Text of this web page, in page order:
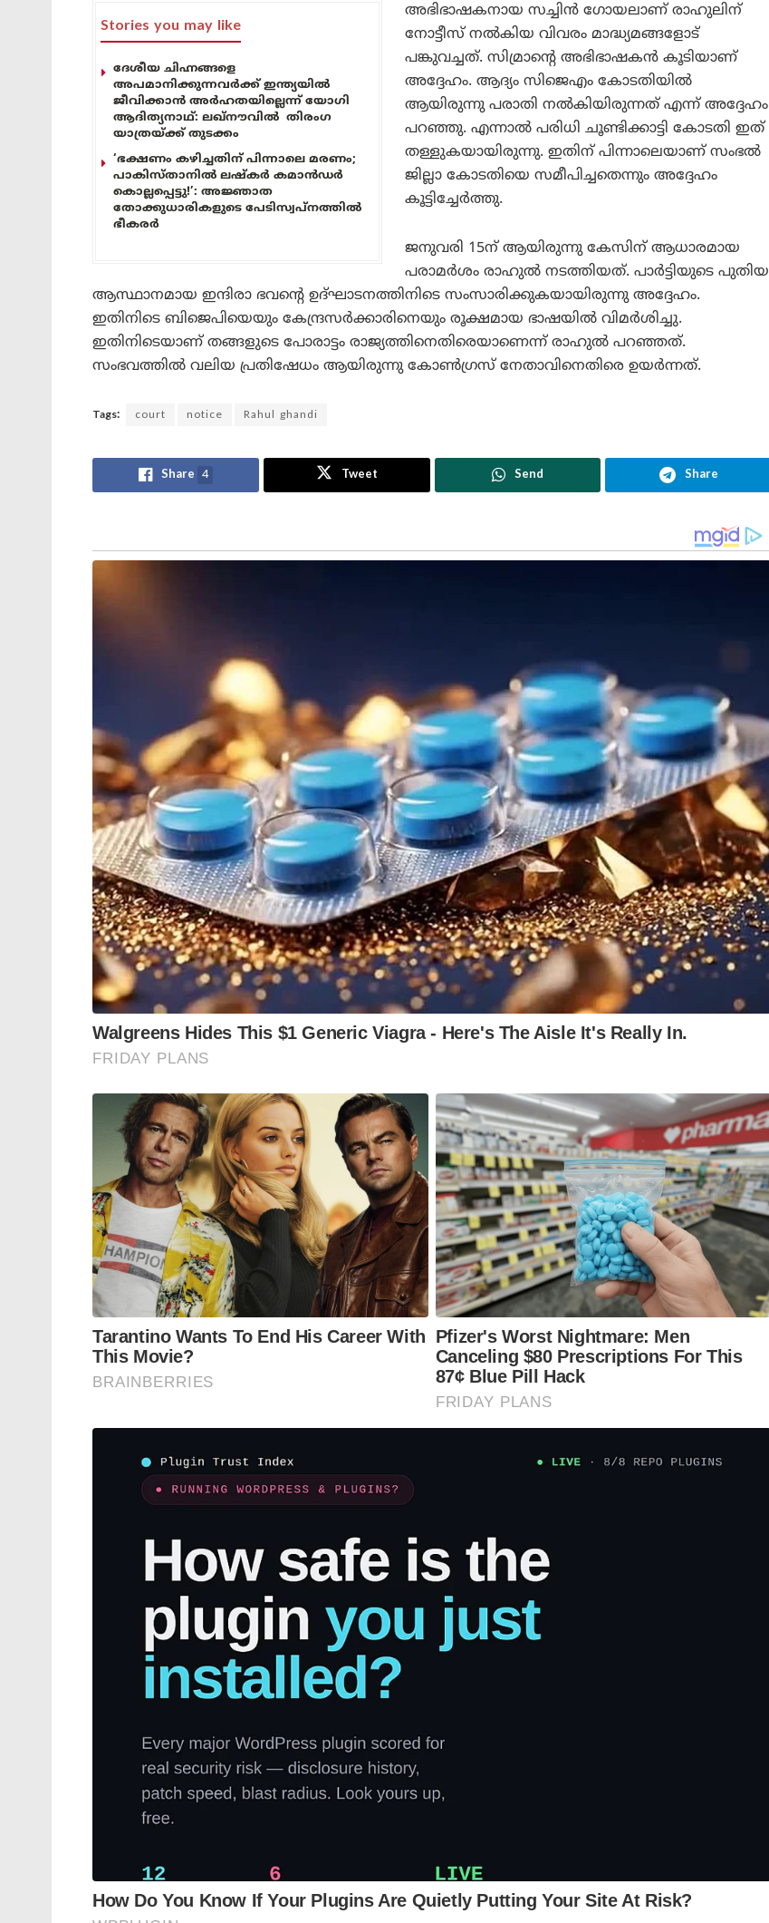
Stories you may like
ദേശീയ ചിഹ്നങ്ങളെ
അപമാനിക്കുന്നവർക്ക് ഇന്ത്യയിൽ
ജീവിക്കാൻ അർഹതയില്ലെന്ന് യോഗി
ആദിത്യനാഥ്: ലഖ്‌നൗവിൽ തിരംഗ
യാത്രയ്ക്ക് തുടക്കം
‘ഭക്ഷണം കഴിച്ചതിന് പിന്നാലെ മരണം;
പാകിസ്താനിൽ ലഷ്കർ കമാൻഡർ
കൊല്ലപ്പെട്ടു!’: അജ്ഞാത
തോക്കുധാരികളുടെ പേടിസ്വപ്നത്തിൽ
ഭീകരർ
അഭിഭാഷകനായ സച്ചിൻ ഗോയലാണ് രാഹുലിന്
നോട്ടീസ് നൽകിയ വിവരം മാദ്ധ്യമങ്ങളോട്
പങ്കുവച്ചത്. സിമ്രാന്റെ അഭിഭാഷകൻ കൂടിയാണ്
അദ്ദേഹം. ആദ്യം സിജെഎം കോടതിയിൽ
ആയിരുന്നു പരാതി നൽകിയിരുന്നത് എന്ന് അദ്ദേഹം
പറഞ്ഞു. എന്നാൽ പരിധി ചൂണ്ടിക്കാട്ടി കോടതി ഇത്
തള്ളുകയായിരുന്നു. ഇതിന് പിന്നാലെയാണ് സംഭൽ
ജില്ലാ കോടതിയെ സമീപിച്ചതെന്നും അദ്ദേഹം
കൂട്ടിച്ചേർത്തു.
ജനുവരി 15ന് ആയിരുന്നു കേസിന് ആധാരമായ
പരാമർശം രാഹുൽ നടത്തിയത്. പാർട്ടിയുടെ പുതിയ
ആസ്ഥാനമായ ഇന്ദിരാ ഭവന്റെ ഉദ്ഘാടനത്തിനിടെ സംസാരിക്കുകയായിരുന്നു അദ്ദേഹം.
ഇതിനിടെ ബിജെപിയെയും കേന്ദ്രസർക്കാരിനെയും രൂക്ഷമായ ഭാഷയിൽ വിമർശിച്ചു.
ഇതിനിടെയാണ് തങ്ങളുടെ പോരാട്ടം രാജ്യത്തിനെതിരെയാണെന്ന് രാഹുൽ പറഞ്ഞത്.
സംഭവത്തിൽ വലിയ പ്രതിഷേധം ആയിരുന്നു കോൺഗ്രസ് നേതാവിനെതിരെ ഉയർന്നത്.
Tags: court notice Rahul ghandi
Share 4 Tweet Send Share